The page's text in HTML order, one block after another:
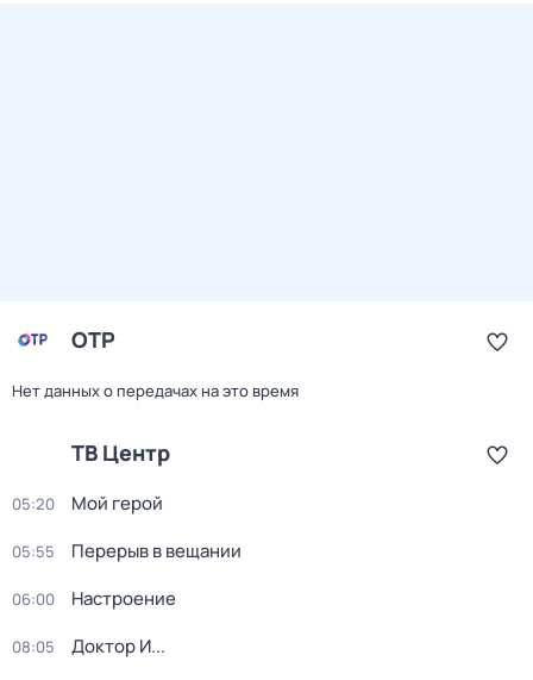
ОТР
Нет данных о передачах на это время
ТВ Центр
05:20 Мой герой
05:55 Перерыв в вещании
06:00 Настроение
08:05 Доктор И...